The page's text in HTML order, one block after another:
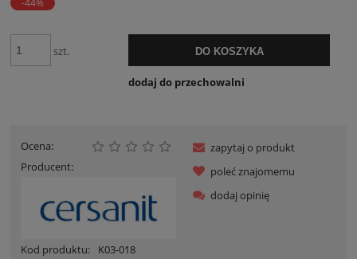
-44%
szt. DO KOSZYKA
dodaj do przechowalni
Ocena:
Producent:
Kod produktu: K03-018
zapytaj o produkt
poleć znajomemu
dodaj opinię